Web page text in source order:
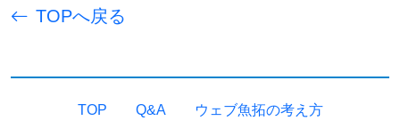
TOPへ戻る
TOP Q&A ウェブ魚拓の考え方